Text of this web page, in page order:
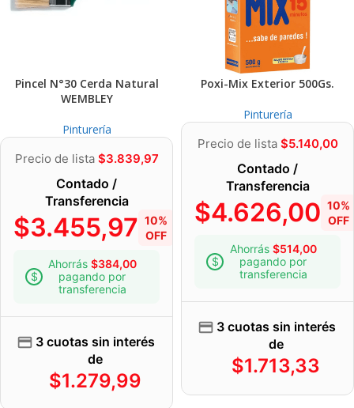
Pincel N°30 Cerda Natural
WEMBLEY
Pinturería
Precio de lista $3.839,97
Contado /
Transferencia
$3.455,97 10%
OFF
Ahorrás $384,00
pagando por
transferencia
3 cuotas sin interés
de
$1.279,99
Poxi-Mix Exterior 500Gs.
Pinturería
Precio de lista $5.140,00
Contado /
Transferencia
$4.626,00 10%
OFF
Ahorrás $514,00
pagando por
transferencia
3 cuotas sin interés
de
$1.713,33